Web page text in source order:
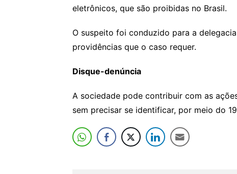
eletrônicos, que são proibidas no Brasil.
O suspeito foi conduzido para a
providências que o caso requer.
Disque-denúncia
A sociedade pode contribuir com as
sem precisar se identificar, por meio do